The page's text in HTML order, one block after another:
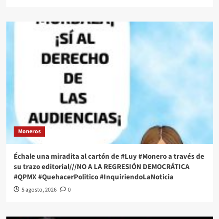
Moneros
Échale una miradita al cartón de #Luy #Monero a través de
su trazo editorial///NO A LA REGRESIÓN DEMOCRÁTICA
#QPMX #QuehacerPolitico #InquiriendoLaNoticia
5 agosto, 2026 0